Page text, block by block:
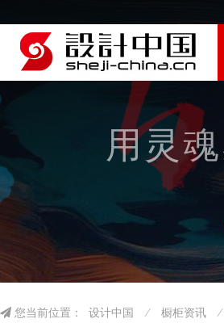
用灵
您当前位置： 设计中国 ⁄ 橱柜资讯 ⁄